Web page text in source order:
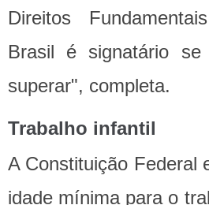
Direitos
Brasil é signatário se
superar", completa.
Trabalho infantil
A Constituição Federal
idade mínima para o